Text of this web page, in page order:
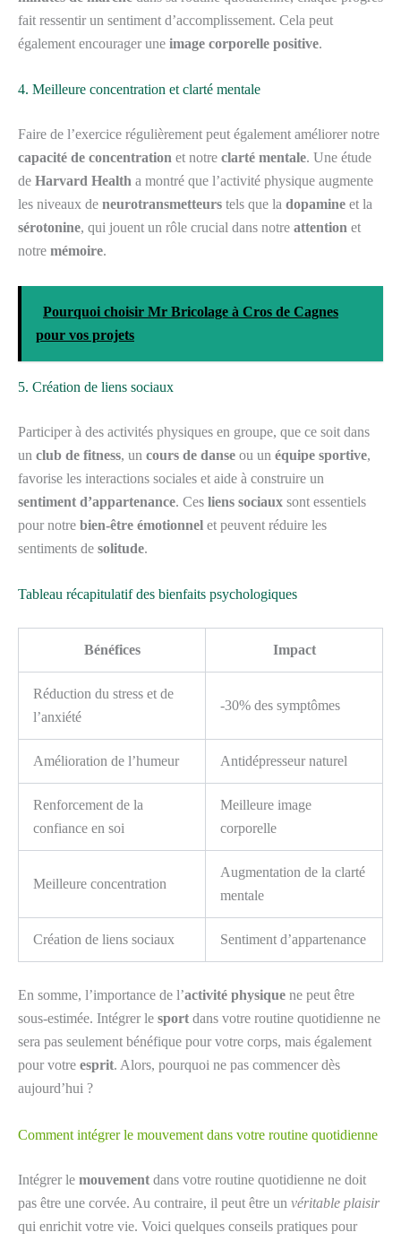
fait ressentir un sentiment d’accomplissement. Cela peut
également encourager une image corporelle positive.
4. Meilleure concentration et clarté mentale
Faire de l’exercice régulièrement peut également améliorer notre
capacité de concentration et notre clarté mentale. Une étude
de Harvard Health a montré que l’activité physique augmente
les niveaux de neurotransmetteurs tels que la dopamine et la
sérotonine, qui jouent un rôle crucial dans notre attention et
notre mémoire.
Pourquoi choisir Mr Bricolage à Cros de Cagnes
pour vos projets
5. Création de liens sociaux
Participer à des activités physiques en groupe, que ce soit dans
un club de fitness, un cours de danse ou un équipe sportive,
favorise les interactions sociales et aide à construire un
sentiment d’appartenance. Ces liens sociaux sont essentiels
pour notre bien-être émotionnel et peuvent réduire les
sentiments de solitude.
Tableau récapitulatif des bienfaits psychologiques
Bénéfices Impact
Réduction du stress et de
l’anxiété
-30% des symptômes
Amélioration de l’humeur Antidépresseur naturel
Renforcement de la
confiance en soi
Meilleure image
corporelle
Meilleure concentration
Augmentation de la clarté
mentale
Création de liens sociaux Sentiment d’appartenance
En somme, l’importance de l’activité physique ne peut être
sous-estimée. Intégrer le sport dans votre routine quotidienne ne
sera pas seulement bénéfique pour votre corps, mais également
pour votre esprit. Alors, pourquoi ne pas commencer dès
aujourd’hui ?
Comment intégrer le mouvement dans votre routine quotidienne
Intégrer le mouvement dans votre routine quotidienne ne doit
pas être une corvée. Au contraire, il peut être un véritable plaisir
qui enrichit votre vie. Voici quelques conseils pratiques pour